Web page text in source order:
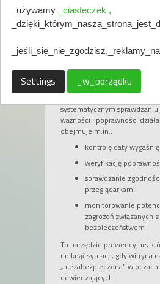
wdrożenie SSL to dopiero
Równie ważne jest
SSL, które pozwala uniknąć
klientów.
Co to jest
certyfikatu SSL?
systematycznym sprawdzaniu
ważności i poprawności
obejmuje m.in.:
kontrolę daty
weryfikację
sprawdzanie
przeglądarkami
monitorowanie
zagrożeń związanych z
bezpieczeństwem
To narzędzie prewencyjne,
uniknąć sytuacji, gdy witryna
„niezabezpieczona” w oczach
odwiedzających.
_używamy _ciasteczek ,
Settings _w_porządku